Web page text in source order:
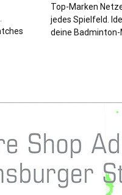
Top-Marken
jedes Spielfeld.
deine Badminton-